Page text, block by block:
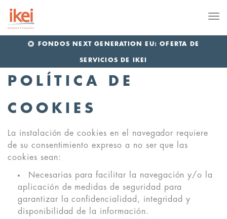
FONDOS NEXT GENERATION EU: OFERTA DE
SERVICIOS DE IKEI
POLÍTICA DE
COOKIES
La instalación de cookies en el navegador requiere
de su consentimiento expreso a no ser que las
cookies sean:
Necesarias para facilitar la navegación y/o la
aplicación de medidas de seguridad para
garantizar la confidencialidad, integridad y
disponibilidad de la información.